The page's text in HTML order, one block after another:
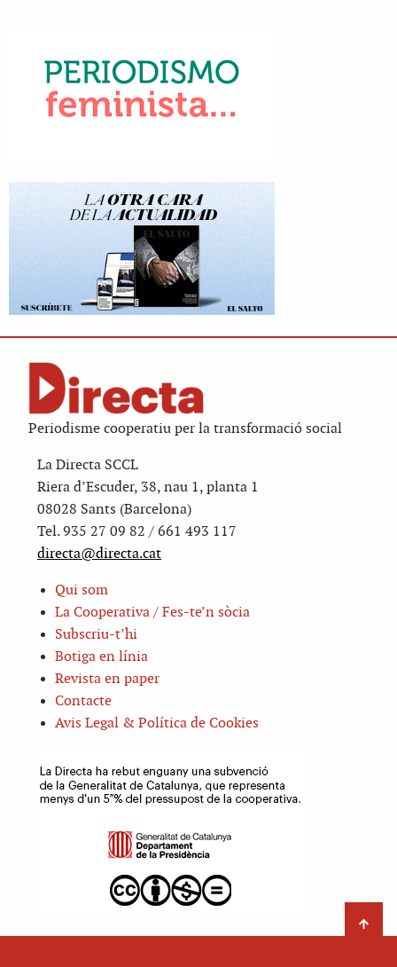
Periodisme cooperatiu per la transformació social
La Directa SCCL
Riera d’Escuder, 38, nau 1, planta 1
08028 Sants (Barcelona)
Tel. 935 27 09 82 / 661 493 117
directa@directa.cat
Qui som
La Cooperativa / Fes-te’n sòcia
Subscriu-t’hi
Botiga en línia
Revista en paper
Contacte
Avis Legal & Política de Cookies